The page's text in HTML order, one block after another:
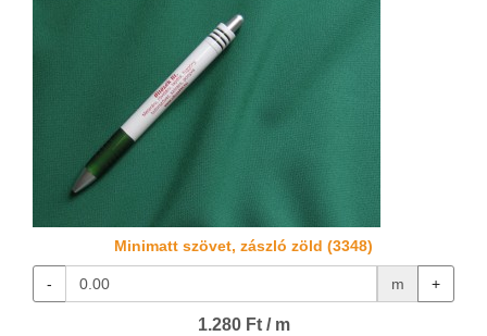
Minimatt szövet, zászló zöld (3348)
- m +
1.280 Ft / m